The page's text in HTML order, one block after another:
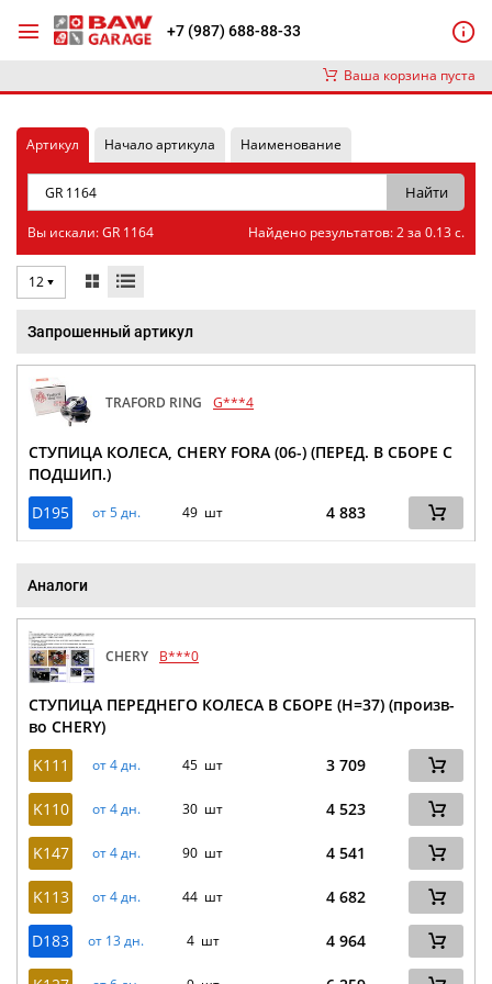
+7 (987) 688-88-33
Ваша корзина пуста
Артикул Начало артикула Наименование
Вы искали: GR 1164 Найдено результатов: 2 за 0.13 с.
12
Запрошенный артикул
TRAFORD RING G***4
СТУПИЦА КОЛЕСА, CHERY FORA (06-) (ПЕРЕД. В СБОРЕ С
ПОДШИП.)
D195
от 5 дн. 49 шт 4 883
Аналоги
CHERY B***0
СТУПИЦА ПЕРЕДНЕГО КОЛЕСА В СБОРЕ (H=37) (произв-
во CHERY)
K111
от 4 дн. 45 шт 3 709
K110 от 4 дн. 30 шт 4 523
K147 от 4 дн. 90 шт 4 541
K113 от 4 дн. 44 шт 4 682
D183 от 13 дн. 4 шт 4 964